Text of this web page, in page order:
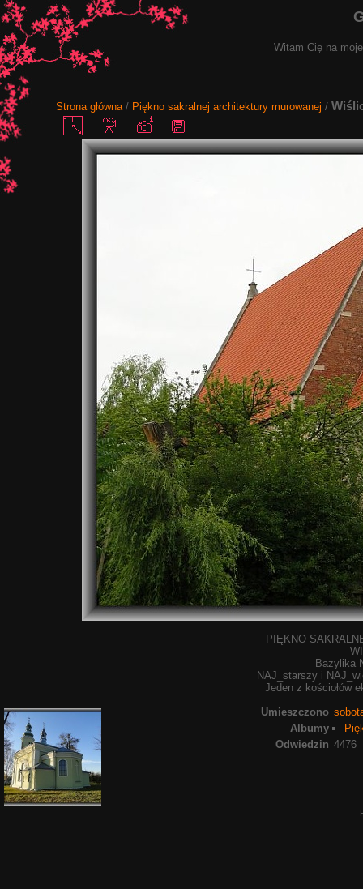
Witam Cię na
Strona główna/ Piękno sakralnej architektury murowanej /
PIĘKNO
Bazylika
NAJ_starszy i
Jeden z kościołów
Umieszczono
Albumy
Odwiedzin 4476